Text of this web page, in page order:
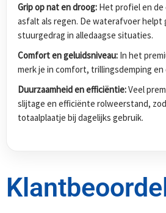
Grip op nat en droog: Het profiel en
asfalt als regen. De waterafvoer
stuurgedrag in alledaagse situaties.
Comfort en geluidsniveau: In het
merk je in comfort, trillingsdemping
Duurzaamheid en efficiëntie:Veel
slijtage en efficiënte rolweerstand,
totaalplaatje bij dagelijks gebruik.